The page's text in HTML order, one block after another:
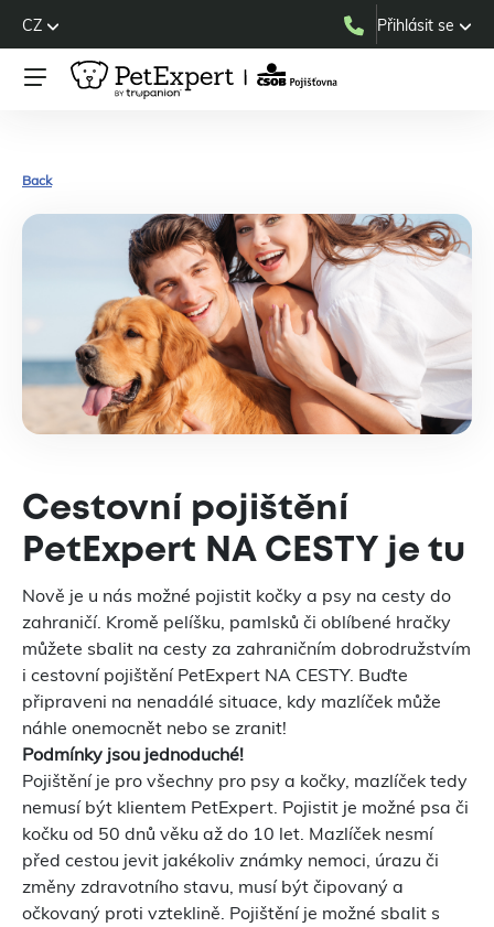
CZ Přihlásit se
Back
Cestovní pojištění
PetExpert NA CESTY je tu
Nově je u nás možné pojistit kočky a psy na cesty do
zahraničí. Kromě pelíšku, pamlsků či oblíbené hračky
můžete sbalit na cesty za zahraničním dobrodružstvím
i cestovní pojištění PetExpert NA CESTY. Buďte
připraveni na nenadálé situace, kdy mazlíček může
náhle onemocnět nebo se zranit!
Podmínky jsou jednoduché!
Pojištění je pro všechny pro psy a kočky, mazlíček tedy
nemusí být klientem PetExpert. Pojistit je možné psa či
kočku od 50 dnů věku až do 10 let. Mazlíček nesmí
před cestou jevit jakékoliv známky nemoci, úrazu či
změny zdravotního stavu, musí být čipovaný a
očkovaný proti vzteklině. Pojištění je možné sbalit s